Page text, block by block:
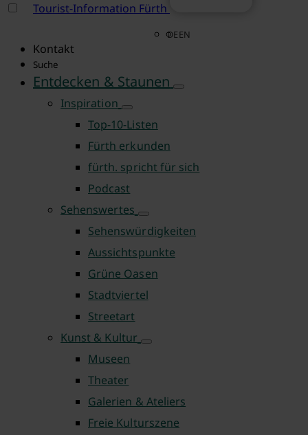
Tourist-Information Fürth
DEEN
Kontakt
Suche
Entdecken & Staunen
Inspiration
Top-10-Listen
Fürth erkunden
fürth. spricht für sich
Podcast
Sehenswertes
Sehenswürdigkeiten
Aussichtspunkte
Grüne Oasen
Stadtviertel
Streetart
Kunst & Kultur
Museen
Theater
Galerien & Ateliers
Freie Kulturszene